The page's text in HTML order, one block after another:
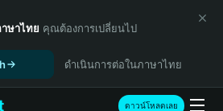
ษาไทย คุณต้องการเปลี่ยนไป
ดำเนินการต่อในภาษาไทย
ดาวน์โหลดเลย